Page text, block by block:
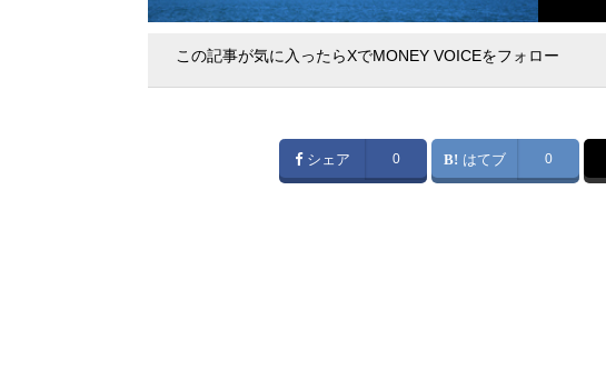
この記事が気に入ったらXでMONEY VOICEをフォロー
シェア 0 はてブ 0